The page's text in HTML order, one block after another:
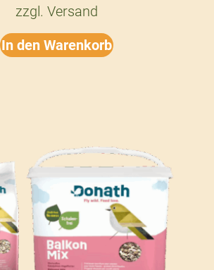
zzgl. Versand
In den Warenkorb